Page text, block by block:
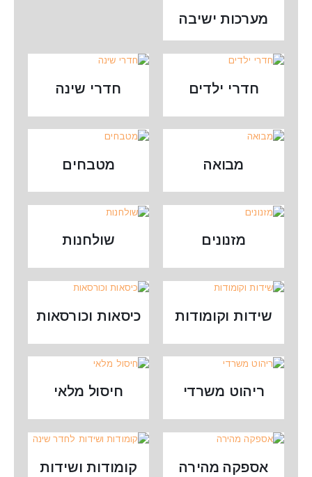
מערכות ישיבה
חדרי ילדים חדרי שינה
מבואה מטבחים
מזנונים שולחנות
שידות וקומודות כיסאות וכורסאות
ריהוט משרדי חיסול מלאי
אספקה מהירה
קומודות ושידות